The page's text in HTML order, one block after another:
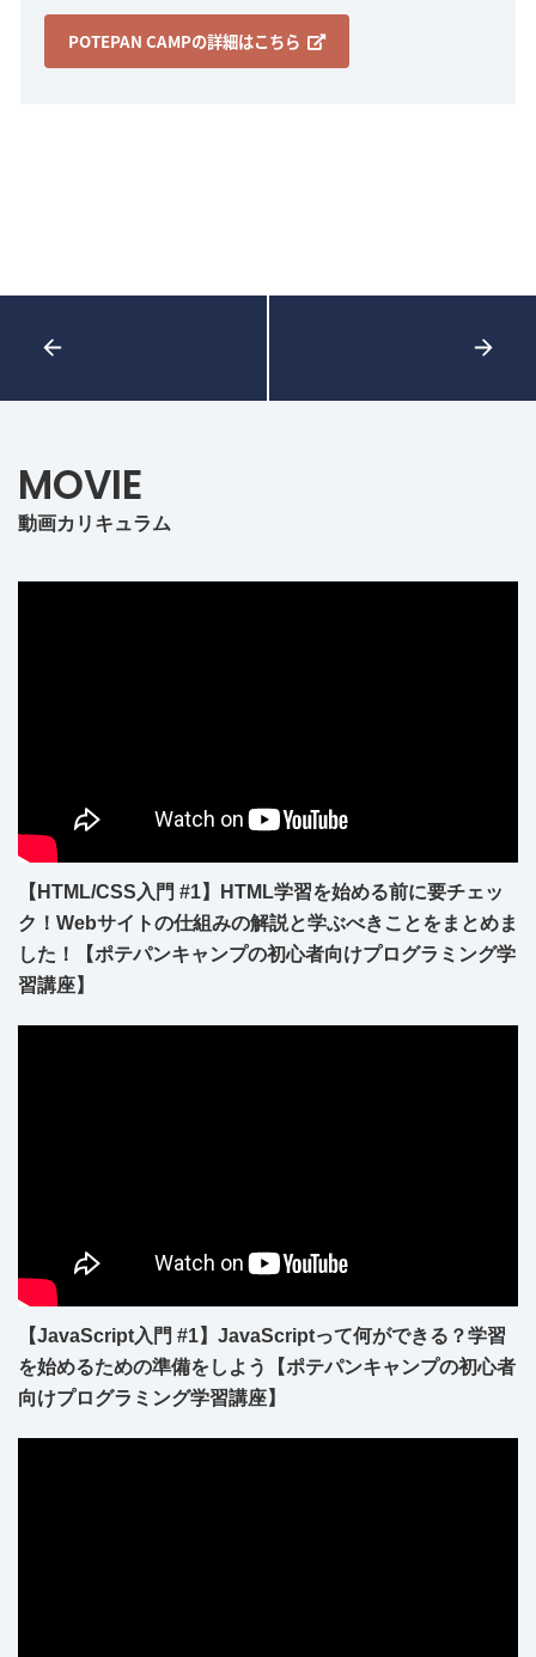
POTEPAN CAMPの詳細はこちら
MOVIE
動画カリキュラム
【HTML/CSS入門 #1】HTML学習を始める前に要チェッ
ク！Webサイトの仕組みの解説と学ぶべきことをまとめま
した！【ポテパンキャンプの初心者向けプログラミング学
習講座】
【JavaScript入門 #1】JavaScriptって何ができる？学習
を始めるための準備をしよう【ポテパンキャンプの初心者
向けプログラミング学習講座】